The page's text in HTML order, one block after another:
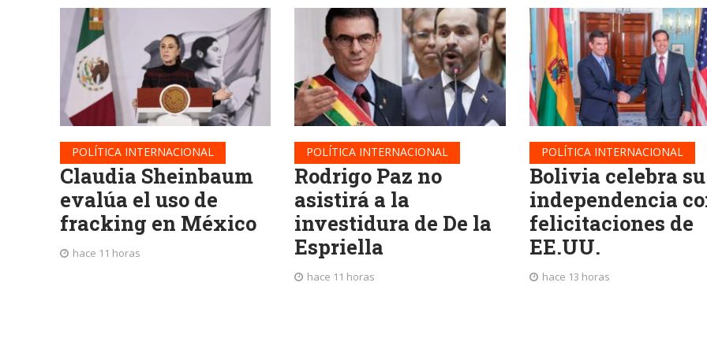
POLÍTICA INTERNACIONAL
Claudia Sheinbaum
evalúa el uso de
fracking en México
hace 11 horas
POLÍTICA INTERNACIONAL
Rodrigo Paz no
asistirá a la
investidura de De la
Espriella
hace 11 horas
POLÍTICA INTERNACIONAL
Bolivia celebra su
independencia
felicitaciones de
EE.UU.
hace 13 horas